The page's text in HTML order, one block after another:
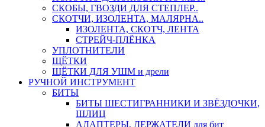
СКОБЫ, ГВОЗДИ ДЛЯ СТЕПЛЕР..
СКОТЧИ, ИЗОЛЕНТА, МАЛЯРНА..
ИЗОЛЕНТА, СКОТЧ, ЛЕНТА
СТРЕЙЧ-ПЛЁНКА
УПЛОТНИТЕЛИ
ЩЁТКИ
ЩЁТКИ ДЛЯ УШМ и дрели
РУЧНОЙ ИНСТРУМЕНТ
БИТЫ
БИТЫ ШЕСТИГРАННИКИ И ЗВЁЗДОЧКИ,
ШЛИЦ
АДАПТЕРЫ, ДЕРЖАТЕЛИ для бит